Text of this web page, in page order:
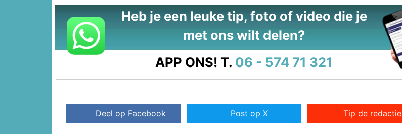
Heb je een leuke tip, foto of video die je
met ons wilt delen?
APP ONS! T. 06 - 574 71 321
Deel op Facebook Post op X Tip de redactie